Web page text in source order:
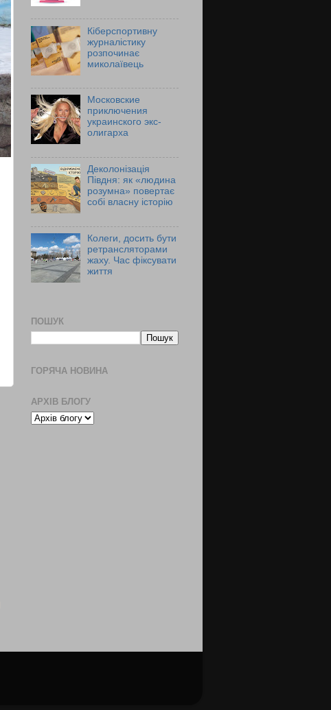
Кіберспортивну
журналістику
розпочинає
миколаївець
Московские
приключения
украинского экс-
олигарха
Деколонізація
Півдня: як «людина
розумна» повертає
собі власну історію
Колеги, досить бути
ретрансляторами
жаху. Час фіксувати
життя
ПОШУК
ГОРЯЧА НОВИНА
АРХІВ БЛОГУ